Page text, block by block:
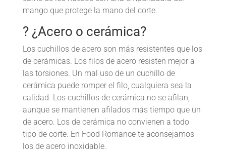
mango que protege la mano del corte.
? ¿Acero o cerámica?
Los cuchillos de acero son más resistentes que los
de cerámicas. Los filos de acero resisten mejor a
las torsiones. Un mal uso de un cuchillo de
cerámica puede romper el filo, cualquiera sea la
calidad. Los cuchillos de cerámica no se afilan,
aunque se mantienen afilados más tiempo que un
de acero. Los de cerámica no convienen a todo
tipo de corte. En Food Romance te aconsejamos
los de acero inoxidable.